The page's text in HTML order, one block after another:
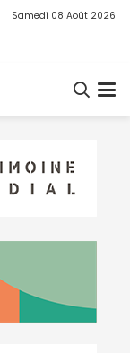
Samedi 08 Août 2026